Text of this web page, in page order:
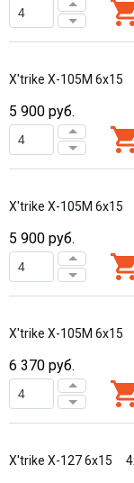
X'trike X-105М 6x15
5 900 руб.
X'trike X-105М 6x15
5 900 руб.
X'trike X-105М 6x15
6 370 руб.
X'trike X-127 6x15